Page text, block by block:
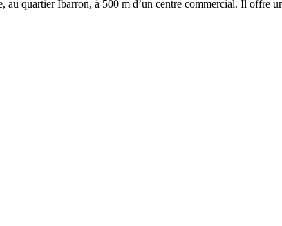
au quartier Ibarron, à 500 m d’un centre commercial. Il offre